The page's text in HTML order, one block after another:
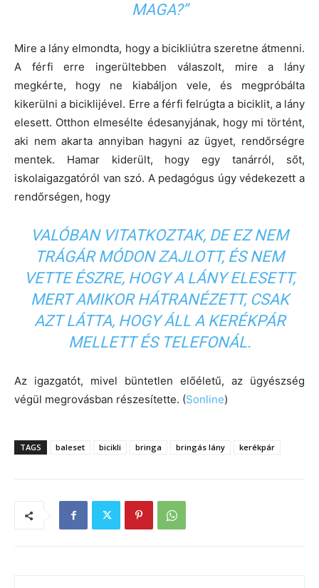
MAGA?”
Mire a lány elmondta, hogy a bicikliútra szeretne átmenni.
A férfi erre ingerültebben válaszolt, mire a lány
megkérte, hogy ne kiabáljon vele, és megpróbálta
kikerülni a biciklijével. Erre a férfi felrúgta a biciklit, a lány
elesett. Otthon elmesélte édesanyjának, hogy mi történt,
aki nem akarta annyiban hagyni az ügyet, rendőrségre
mentek. Hamar kiderült, hogy egy tanárról, sőt,
iskolaigazgatóról van szó. A pedagógus úgy védekezett a
rendőrségen, hogy
VALÓBAN VITATKOZTAK, DE EZ NEM
TRÁGÁR MÓDON ZAJLOTT, ÉS NEM
VETTE ÉSZRE, HOGY A LÁNY ELESETT,
MERT AMIKOR HÁTRANÉZETT, CSAK
AZT LÁTTA, HOGY ÁLL A KERÉKPÁR
MELLETT ÉS TELEFONÁL.
Az igazgatót, mivel büntetlen előéletű, az ügyészség
végül megrovásban részesítette. (Sonline)
TAGS baleset bicikli bringa bringás lány kerékpár